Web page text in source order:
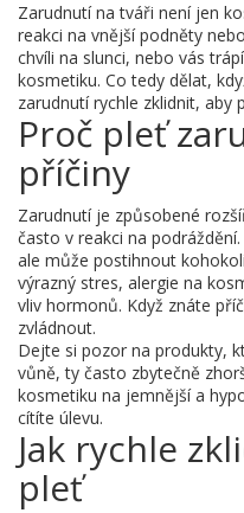
Zarudnutí na tváři není jen
reakci na vnější podněty
chvíli na slunci, nebo vás
kosmetiku. Co tedy dělat,
zarudnutí rychle zklidnit, aby
Proč pleť
příčiny
Zarudnutí je způsobené
často v reakci na
ale může postihnout
výrazný stres, alergie na
vliv hormonů. Když znáte
zvládnout.
Dejte si pozor na produkty,
vůně, ty často zbytečně
kosmetiku na jemnější a
cítíte úlevu.
Jak rychle
pleť